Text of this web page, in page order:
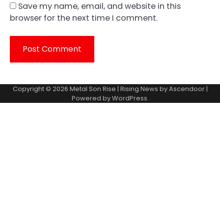
Save my name, email, and website in this
browser for the next time I comment.
Copyright © 2026 Metal Son Rise | Rising News byAscendoor|
Powered byWordPress.